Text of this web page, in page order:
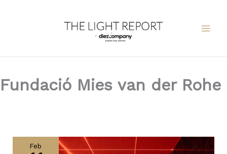
Fundació Mies van der Rohe
Feb